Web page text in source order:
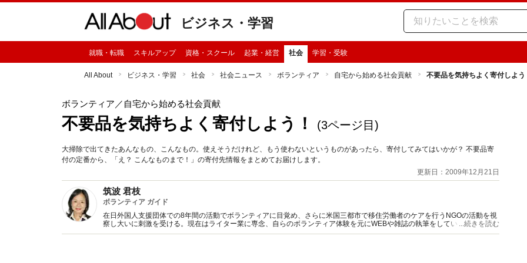
ビジネス・学習
就職・転職 スキルアップ 資格・スクール 起業・経営 社会 学習・受験
All About ビジネス・学習 社会 社会ニュース ボランティア 自宅から始める社会貢献 不要品を気持ちよく寄付しよう
ボランティア ／自宅から始める社会貢献
不要品を気持ちよく寄付しよう！ (3ページ目)
大掃除で出てきたあんなもの、こんなもの。使えそうだけれど、もう使わないというものがあったら、寄付してみてはいかが？ 不要品寄
付の定番から、「え？ こんなものまで！」の寄付先情報をまとめてお届けします。
更新日：2009年12月21日
筑波 君枝
ボランティア ガイド
在日外国人支援団体での8年間の活動でボランティアに目覚め、さらに米国三都市で移住労働者のケアを行うNGOの活動を視
察し大いに刺激を受ける。現在はライター業に専念、自らのボランティア体験を元にWEBや雑誌の執筆をしています。『こ
んな募金箱に寄付してはいけない』青春出版社など著書多数。
...続きを読む